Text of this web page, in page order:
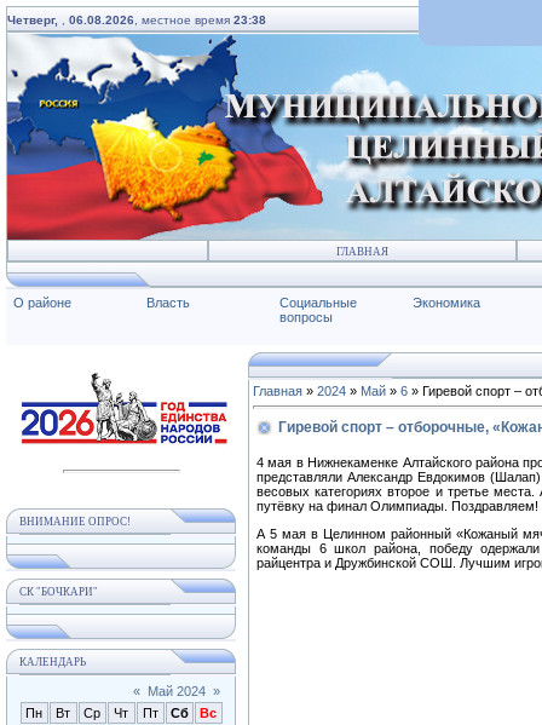
Четверг, 06.08.2026 , местное время 23:38
ГЛАВНАЯ
О районе Власть
Социальные
вопросы
Экономика
ВНИМАНИЕ ОПРОС!
СК "БОЧКАРИ"
КАЛЕНДАРЬ
« Май 2024 »
Пн
Вт Ср Чт Пт Сб
Вс
Главная » 2024 » Май » 6 » Гиревой спорт –
Гиревой спорт – отборочные,
4 мая в Нижнекаменке Алтайского района
представляли Александр Евдокимов
весовых категориях второе и третье
путёвку на финал Олимпиады. Поздравляем!
А 5 мая в Целинном районный «Кожаный
команды 6 школ района, победу
райцентра и Дружбинской СОШ. Лучшим